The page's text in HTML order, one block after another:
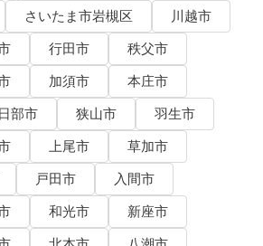
さいたま市岩槻区
川越市
行田市
秩父市
加須市
本庄市
部市 狭山市
羽生市
上尾市
草加市
戸田市
入間市
和光市
新座市